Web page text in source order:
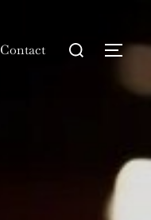
Contact
Rechercher :